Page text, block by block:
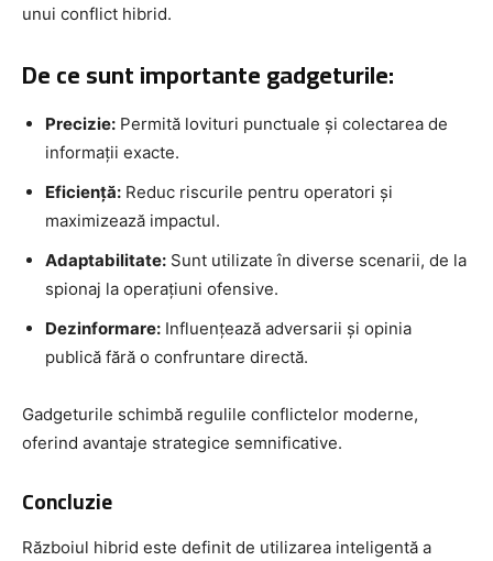
unui conflict hibrid.
De ce sunt importante gadgeturile:
Precizie: Permită lovituri punctuale și colectarea de
informații exacte.
Eficiență: Reduc riscurile pentru operatori și
maximizează impactul.
Adaptabilitate: Sunt utilizate în diverse scenarii, de la
spionaj la operațiuni ofensive.
Dezinformare: Influențează adversarii și opinia
publică fără o confruntare directă.
Gadgeturile schimbă regulile conflictelor moderne,
oferind avantaje strategice semnificative.
Concluzie
Războiul hibrid este definit de utilizarea inteligentă a